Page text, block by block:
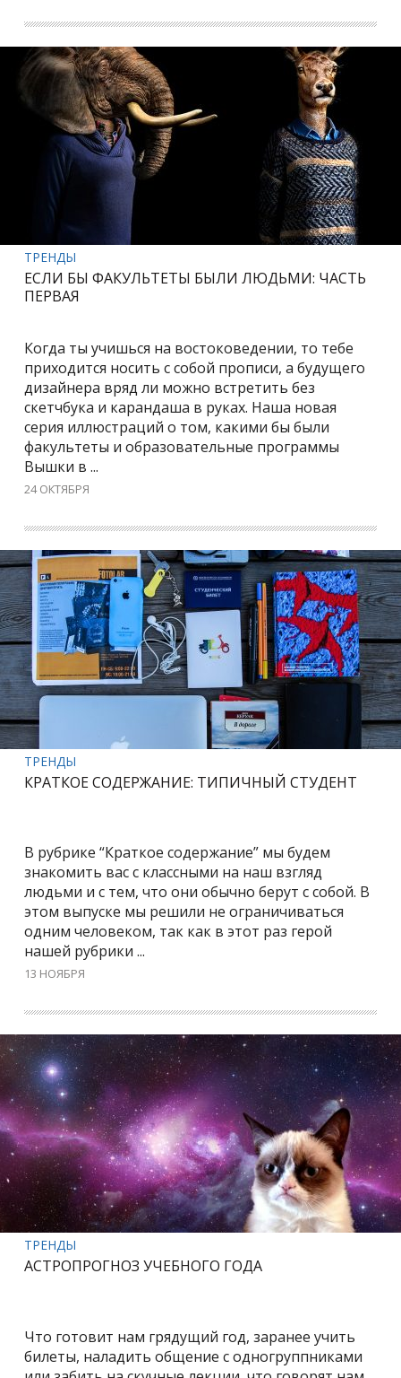
ТРЕНДЫ
ЕСЛИ БЫ ФАКУЛЬТЕТЫ БЫЛИ ЛЮДЬМИ: ЧАСТЬ
ПЕРВАЯ
Когда ты учишься на востоковедении, то тебе
приходится носить с собой прописи, а будущего
дизайнера вряд ли можно встретить без
скетчбука и карандаша в руках. Наша новая
серия иллюстраций о том, какими бы были
факультеты и образовательные программы
Вышки в ...
24 ОКТЯБРЯ
ТРЕНДЫ
КРАТКОЕ СОДЕРЖАНИЕ: ТИПИЧНЫЙ СТУДЕНТ
В рубрике “Краткое содержание” мы будем
знакомить вас с классными на наш взгляд
людьми и с тем, что они обычно берут с собой. В
этом выпуске мы решили не ограничиваться
одним человеком, так как в этот раз герой
нашей рубрики ...
13 НОЯБРЯ
ТРЕНДЫ
АСТРОПРОГНОЗ УЧЕБНОГО ГОДА
Что готовит нам грядущий год, заранее учить
билеты, наладить общение с одногруппниками